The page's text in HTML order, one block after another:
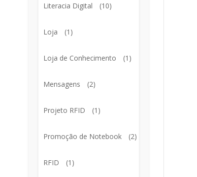
Literacia Digital (10)
Loja (1)
Loja de Conhecimento (1)
Mensagens (2)
Projeto RFID (1)
Promoção de Notebook (2)
RFID (1)